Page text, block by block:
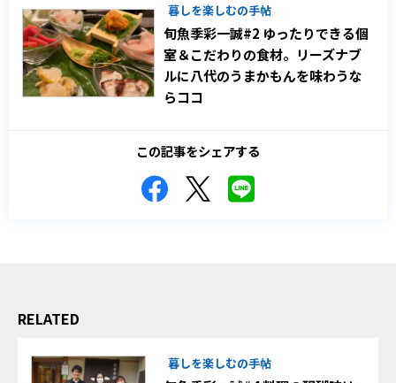
暮しを楽しむの手帖
旬魚季彩一誠#2 ゆったりできる個
室＆こだわりの食材。リーズナブ
ルに八代のうまかもんを味わうな
らココ
この記事をシェアする
RELATED
暮しを楽しむの手帖